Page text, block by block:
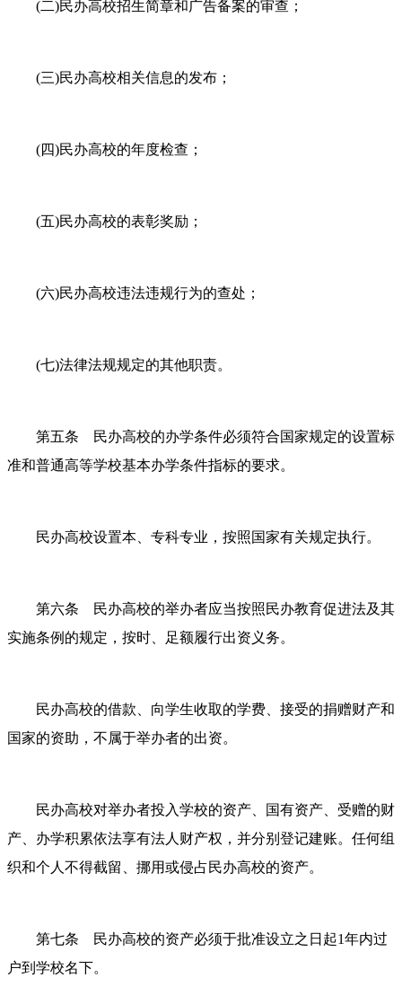
(二)民办高校招生简章和广告备案的审查；
(三)民办高校相关信息的发布；
(四)民办高校的年度检查；
(五)民办高校的表彰奖励；
(六)民办高校违法违规行为的查处；
(七)法律法规规定的其他职责。
第五条 民办高校的办学条件必须符合国家规定的设置标
准和普通高等学校基本办学条件指标的要求。
民办高校设置本、专科专业，按照国家有关规定执行。
第六条 民办高校的举办者应当按照民办教育促进法及其
实施条例的规定，按时、足额履行出资义务。
民办高校的借款、向学生收取的学费、接受的捐赠财产和
国家的资助，不属于举办者的出资。
民办高校对举办者投入学校的资产、国有资产、受赠的财
产、办学积累依法享有法人财产权，并分别登记建账。任何组
织和个人不得截留、挪用或侵占民办高校的资产。
第七条 民办高校的资产必须于批准设立之日起1年内过
户到学校名下。